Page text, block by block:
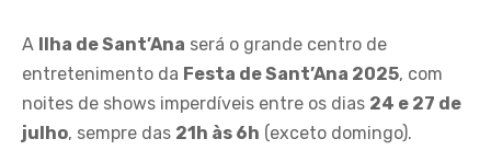
A Ilha de Sant’Ana será o grande centro de
entretenimento da Festa de Sant’Ana 2025, com
noites de shows imperdíveis entre os dias 24 e 27 de
julho, sempre das 21h às 6h (exceto domingo).